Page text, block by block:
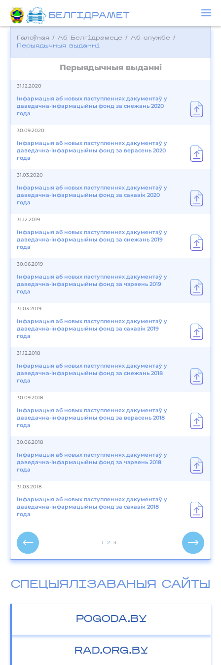
БЕЛГIДРAМЕТ
Галоўная / Аб Белгідрамеце / Аб службе /
Перыядычныя выданні
Перыядычныя выданні
31.12.2020
Інфармацыя аб новых паступленнях дакументаў у
даведачна-інфармацыйны фонд за снежань 2020
года
30.09.2020
Інфармацыя аб новых паступленнях дакументаў у
даведачна-інфармацыйны фонд за верасень 2020
года
31.03.2020
Інфармацыя аб новых паступленнях дакументаў у
даведачна-інфармацыйны фонд за сакавік 2020
года
31.12.2019
Інфармацыя аб новых паступленнях дакументаў у
даведачна-інфармацыйны фонд за снежань 2019
года
30.06.2019
Інфармацыя аб новых паступленнях дакументаў у
даведачна-інфармацыйны фонд за чэрвень 2019
года
31.03.2019
Інфармацыя аб новых паступленнях дакументаў у
даведачна-інфармацыйны фонд за сакавік 2019
года
31.12.2018
Інфармацыя аб новых паступленнях дакументаў у
даведачна-інфармацыйны фонд за снежань 2018
года
30.09.2018
Інфармацыя аб новых паступленнях дакументаў у
даведачна-інфармацыйны фонд за верасень 2018
года
30.06.2018
Інфармацыя аб новых паступленнях дакументаў у
даведачна-інфармацыйны фонд за чэрвень 2018
года
31.03.2018
Інфармацыя аб новых паступленнях дакументаў у
даведачна-інфармацыйны фонд за сакавік 2018
года
1 2 3
СПЕЦЫЯЛІЗАВАНЫЯ САЙТЫ
POGODA.BY
RAD.ORG.BY